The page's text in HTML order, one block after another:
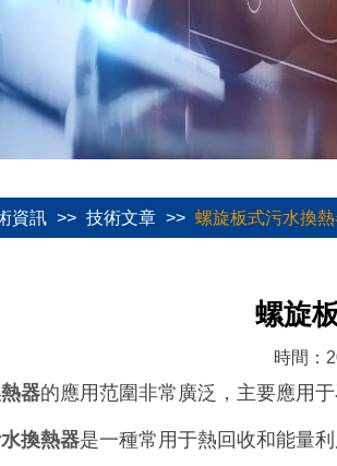
資訊 >> 技術文章 >> 螺旋板式污水換
螺旋
時間：
器的應用范圍非常廣泛，主要應用于石
換熱器是一種常用于熱回收和能量利